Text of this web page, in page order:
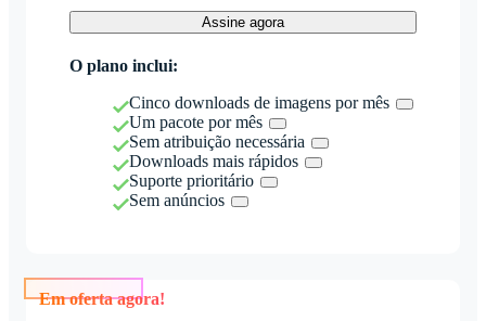
Assine agora
O plano inclui:
Cinco downloads de imagens por mês
Um pacote por mês
Sem atribuição necessária
Downloads mais rápidos
Suporte prioritário
Sem anúncios